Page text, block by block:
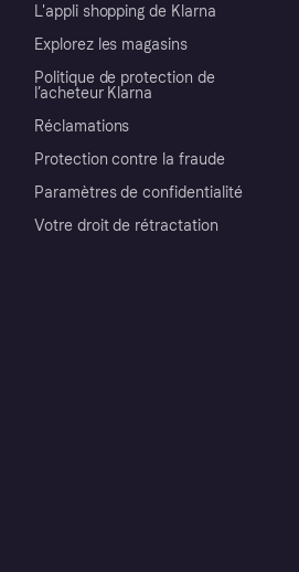
L'appli shopping de Klarna
Explorez les magasins
Politique de protection de
l’acheteur Klarna
Réclamations
Protection contre la fraude
Paramètres de confidentialité
Votre droit de rétractation